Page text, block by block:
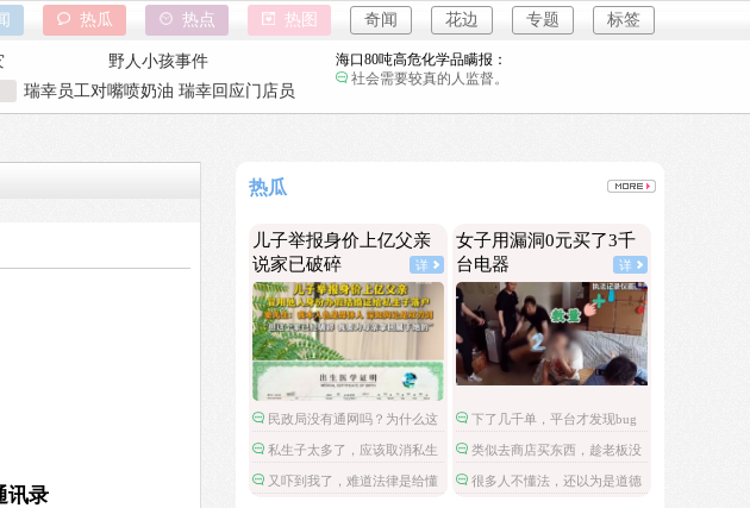
标签
专题
花边
奇闻
热图
热点
热瓜
野人小孩事件
件
山西大同订婚强奸案
基吵架
吉林大爷救助重庆游客
野人小孩事件
瑞幸员工对嘴喷奶油 瑞幸回应门店员
工被曝用奶油枪喂食
前因后果能不能了解一下，她被爱豆引导网暴攻
海口80吨高危化学品瞒报：
社会需要较真的人监督。
韩国宣布国家灾难状态：
是他太厉害了还是这家公司没有安全管理。
儿子举报身价上亿父亲说家已破碎：
民政局没有通网吗？为什么这么多假结婚证？
女子用漏洞0元买了3千台电器：
下了几千单，平台才发现bug吗？
直播自杀日本女网红已身亡：
前因后果能不能了解一下，她被爱豆引导网暴攻
击
海口80吨高危化学品瞒报：
社会需要较真的人监督。
韩国宣布国家灾难状态：
地方太小动不动就国家灾难。
讯录
热瓜
儿子举报身价上亿父亲
说家已破碎
详
民政局没有通网吗？为什么这
么多假结婚证？
私生子太多了，应该取消私生
子可以继承财产的政策。
又吓到我了，难道法律是给懂
女子用漏洞0元买了3千
台电器
详
下了几千单，平台才发现bug
吗？类似去商店买东西，趁老板没
反应过来拿了就跑。
很多人不懂法，还以为是道德